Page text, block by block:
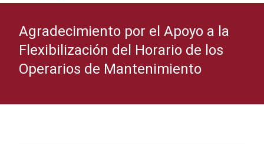
Agradecimiento por el Apoyo a la
Flexibilización del Horario de los
Operarios de Mantenimiento